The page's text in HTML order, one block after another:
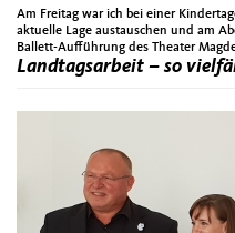
Am Freitag war ich bei einer
aktuelle Lage austauschen und am
Ballett-Aufführung des Theater
Landtagsarbeit – so